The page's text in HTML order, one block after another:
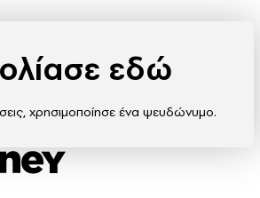
εδώ
χρησιμοποίησε ένα ψευδώνυμο.